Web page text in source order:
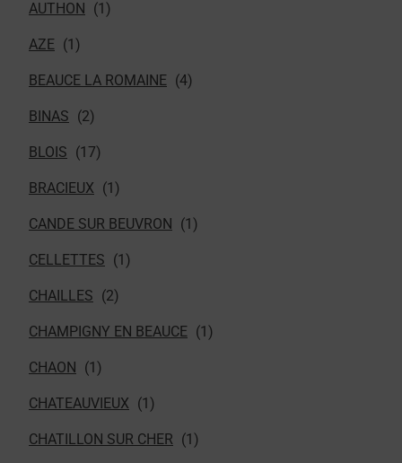
AUTHON
AZE
BEAUCE LA ROMAINE
BINAS
BLOIS
BRACIEUX
CANDE SUR BEUVRON
CELLETTES
CHAILLES
CHAMPIGNY EN BEAUCE
CHAON
CHATEAUVIEUX
CHATILLON SUR CHER